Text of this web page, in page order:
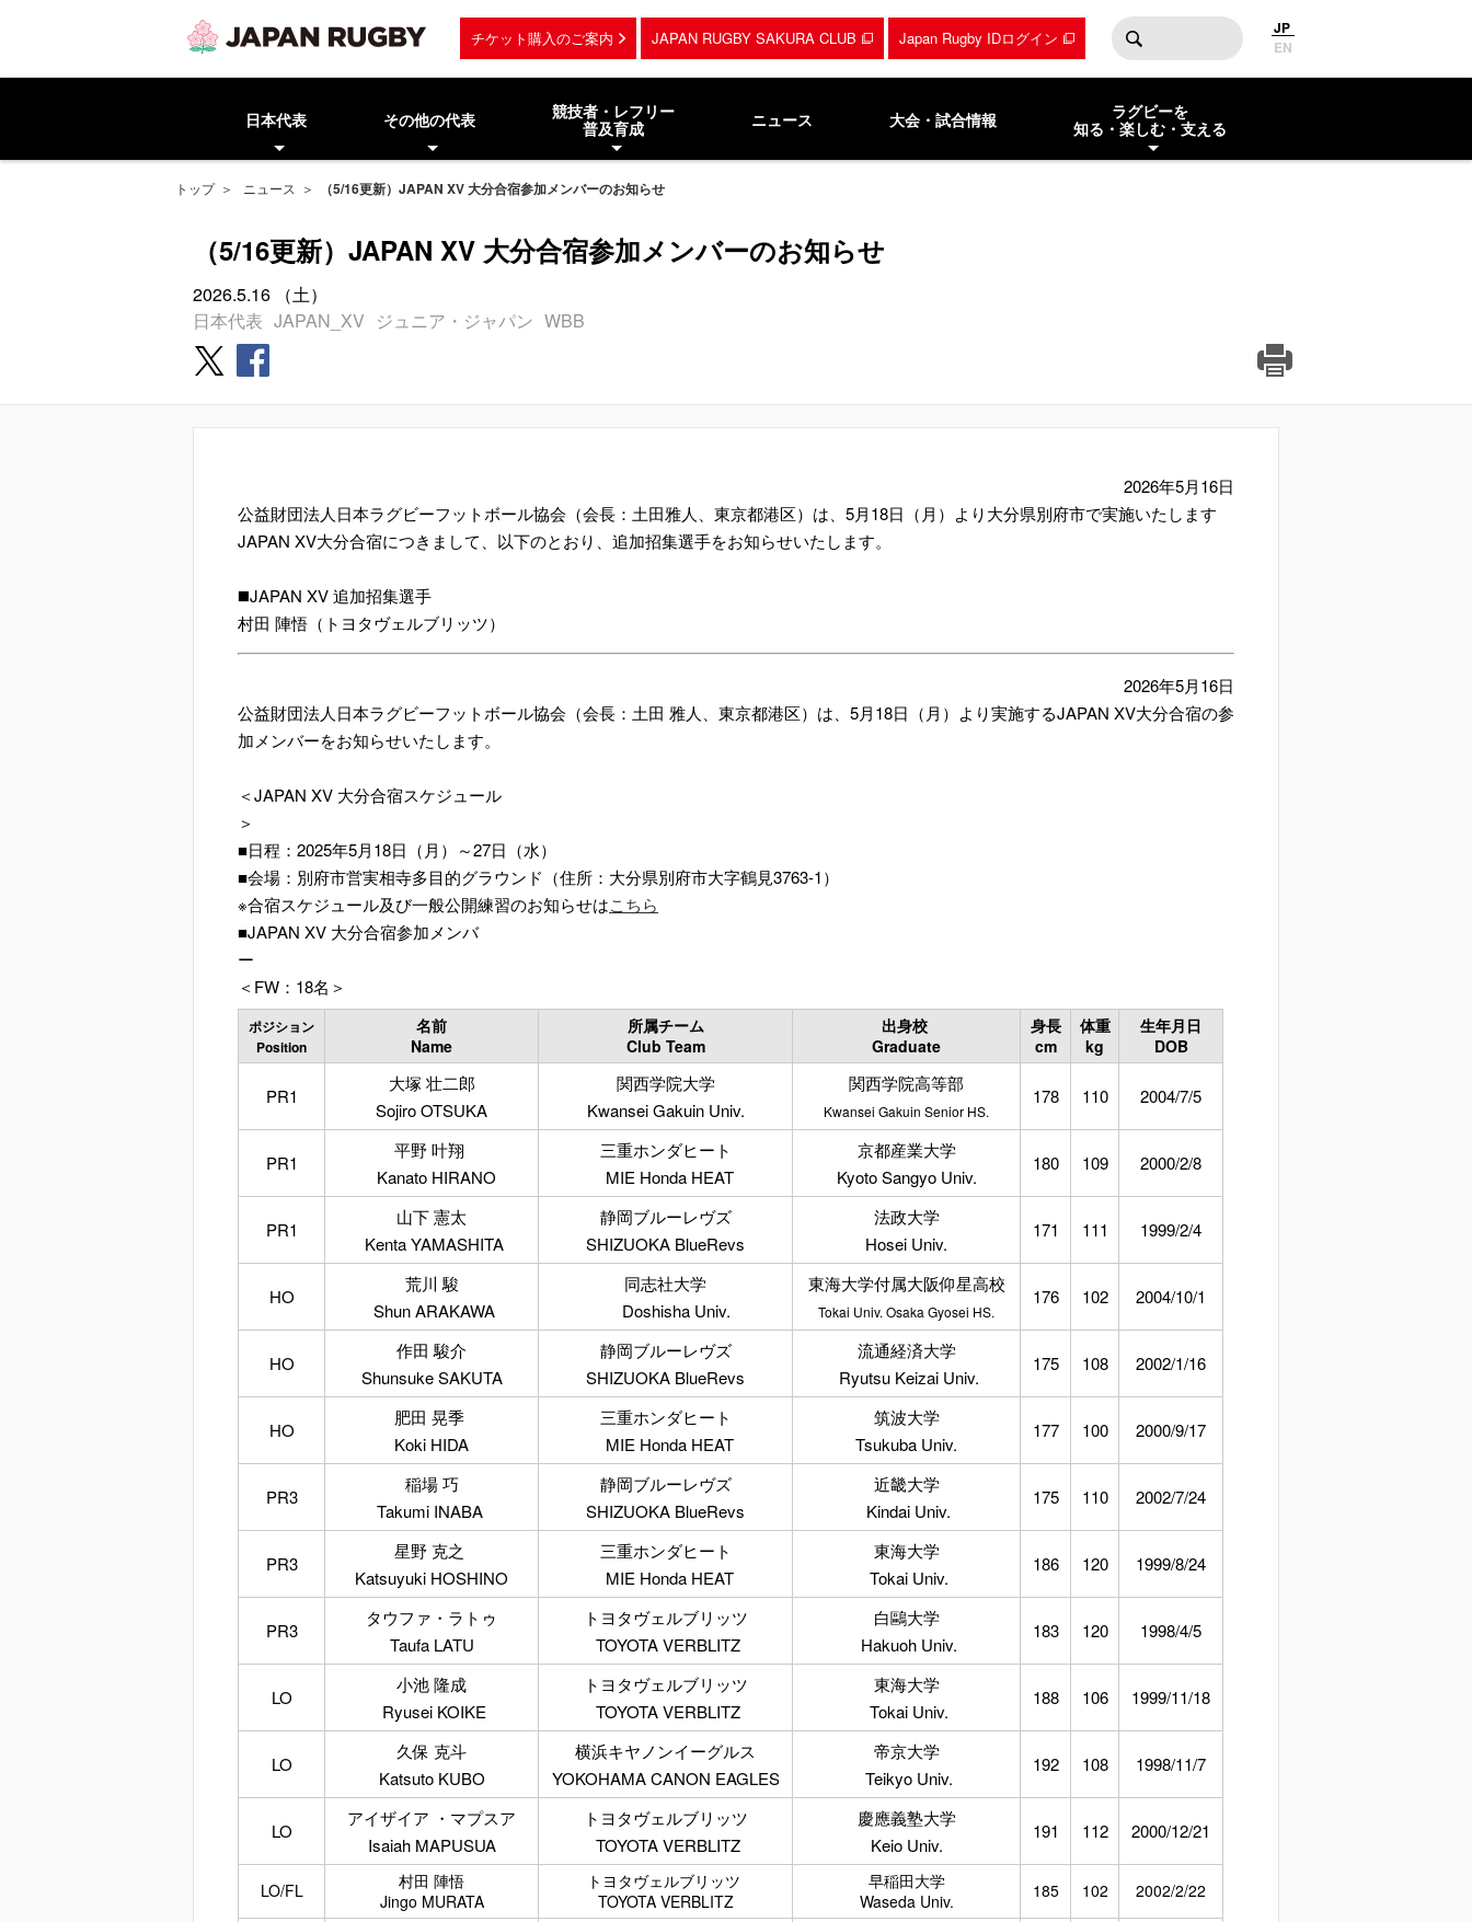
チケット購入のご案内 JAPAN RUGBY SAKURA CLUB Japan Rugby IDログイン
JP
EN
日本代表 その他の代表
競技者・レフリー
普及育成
ニュース 大会・試合情報
ラグビーを
知る・楽しむ・支える
トップ ニュース （5/16更新）JAPAN XV 大分合宿参加メンバーのお知らせ
（5/16更新）JAPAN XV 大分合宿参加メンバーのお知らせ
2026.5.16 （土）
日本代表 JAPAN_XV ジュニア・ジャパン WBB
2026年5月16日
公益財団法人日本ラグビーフットボール協会（会長：土田雅人、東京都港区）は、5月18日（月）より大分県別府市で実施いたします
JAPAN XV大分合宿につきまして、以下のとおり、追加招集選手をお知らせいたします。
◼️JAPAN XV 追加招集選手
村田 陣悟（トヨタヴェルブリッツ）
2026年5月16日
公益財団法人日本ラグビーフットボール協会（会長：土田 雅人、東京都港区）は、5月18日（月）より実施するJAPAN XV大分合宿の参
加メンバーをお知らせいたします。
＜JAPAN XV 大分合宿スケジュール
＞
■日程：2025年5月18日（月）～27日（水）
■会場：別府市営実相寺多目的グラウンド（住所：大分県別府市大字鶴見3763-1）
※合宿スケジュール及び一般公開練習のお知らせはこちら
■JAPAN XV 大分合宿参加メンバ
ー
＜FW：18名＞
ポジション
Position
名前
Name
所属チーム
Club Team
出身校
Graduate
身長
cm
体重
kg
生年月日
DOB
PR1
大塚 壮二郎
Sojiro OTSUKA
関西学院大学
Kwansei Gakuin Univ.
関西学院高等部
Kwansei Gakuin Senior HS.
178 110 2004/7/5
PR1
平野 叶翔
Kanato HIRANO
三重ホンダヒート
MIE Honda HEAT
京都産業大学
Kyoto Sangyo Univ.
180 109 2000/2/8
PR1
山下 憲太
Kenta YAMASHITA
静岡ブルーレヴズ
SHIZUOKA BlueRevs
法政大学
Hosei Univ.
171 111 1999/2/4
HO
荒川 駿
Shun ARAKAWA
同志社大学
Doshisha Univ.
東海大学付属大阪仰星高校
Tokai Univ. Osaka Gyosei HS.
176 102 2004/10/1
HO
作田 駿介
Shunsuke SAKUTA
静岡ブルーレヴズ
SHIZUOKA BlueRevs
流通経済大学
Ryutsu Keizai Univ.
175 108 2002/1/16
HO
肥田 晃季
Koki HIDA
三重ホンダヒート
MIE Honda HEAT
筑波大学
Tsukuba Univ.
177 100 2000/9/17
PR3
稲場 巧
Takumi INABA
静岡ブルーレヴズ
SHIZUOKA BlueRevs
近畿大学
Kindai Univ.
175 110 2002/7/24
PR3
星野 克之
Katsuyuki HOSHINO
三重ホンダヒート
MIE Honda HEAT
東海大学
Tokai Univ.
186 120 1999/8/24
PR3
タウファ・ラトゥ
Taufa LATU
トヨタヴェルブリッツ
TOYOTA VERBLITZ
白鷗大学
Hakuoh Univ.
183 120 1998/4/5
LO
小池 隆成
Ryusei KOIKE
トヨタヴェルブリッツ
TOYOTA VERBLITZ
東海大学
Tokai Univ.
188 106 1999/11/18
LO
久保 克斗
Katsuto KUBO
横浜キヤノンイーグルス
YOKOHAMA CANON EAGLES
帝京大学
Teikyo Univ.
192 108 1998/11/7
LO
アイザイア ・マプスア
Isaiah MAPUSUA
トヨタヴェルブリッツ
TOYOTA VERBLITZ
慶應義塾大学
Keio Univ.
191 112 2000/12/21
LO/FL
村田 陣悟
Jingo MURATA
トヨタヴェルブリッツ
TOYOTA VERBLITZ
早稲田大学
Waseda Univ.
185 102 2002/2/22